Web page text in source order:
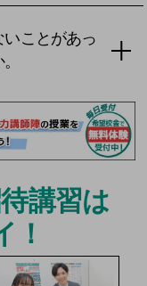
ことがあっ
講習は
！